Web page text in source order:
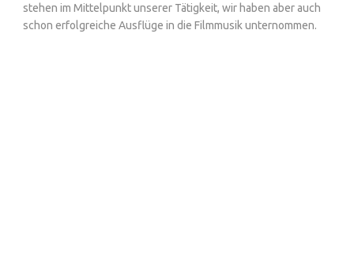
stehen im Mittelpunkt unserer Tätigkeit, wir haben aber auch
schon erfolgreiche Ausflüge in die Filmmusik unternommen.